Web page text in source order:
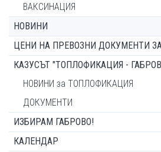
ВАКСИНАЦИЯ
НОВИНИ
ЦЕНИ НА ПРЕВОЗНИ ДОКУМЕНТИ
КАЗУСЪТ "ТОПЛОФИКАЦИЯ -
НОВИНИ за ТОПЛОФИКАЦИЯ
ДОКУМЕНТИ
ИЗБИРАМ ГАБРОВО!
КАЛЕНДАР